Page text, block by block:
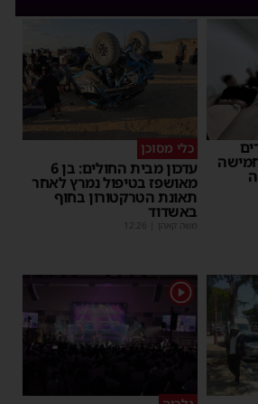
כלי מסוכן
עדכון מבית החולים: בן 6
מאושפז בטיפול נמרץ לאחר
תאונת הטרקטורון בחוף
באשדוד
משה קאהן 12:26
1